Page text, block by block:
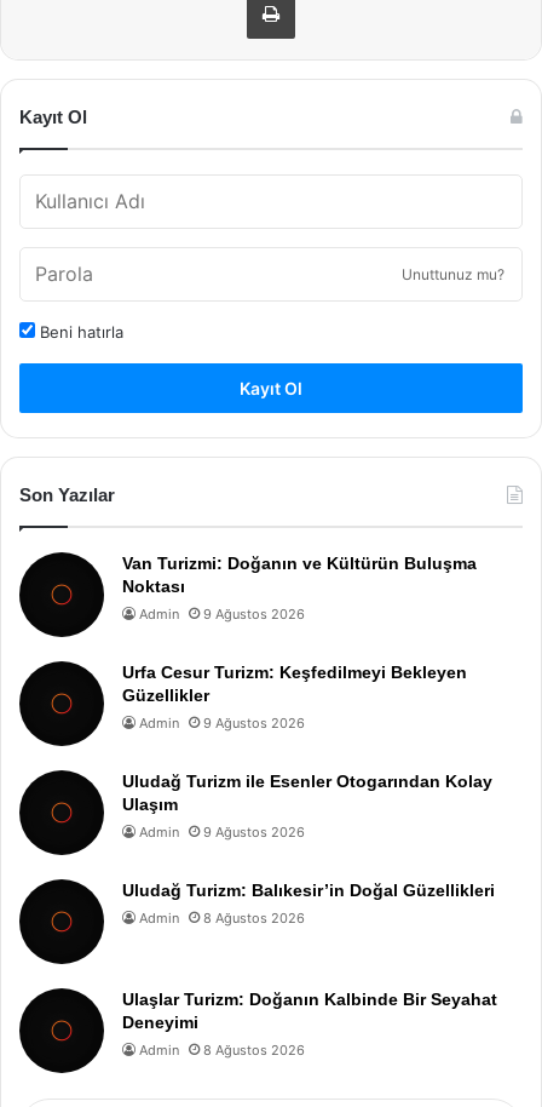
Kayıt Ol
Unuttunuz mu?
Beni hatırla
Kayıt Ol
Son Yazılar
Van Turizmi: Doğanın ve Kültürün Buluşma
Noktası
Admin 9 Ağustos 2026
Urfa Cesur Turizm: Keşfedilmeyi Bekleyen
Güzellikler
Admin 9 Ağustos 2026
Uludağ Turizm ile Esenler Otogarından Kolay
Ulaşım
Admin 9 Ağustos 2026
Uludağ Turizm: Balıkesir’in Doğal Güzellikleri
Admin 8 Ağustos 2026
Ulaşlar Turizm: Doğanın Kalbinde Bir Seyahat
Deneyimi
Admin 8 Ağustos 2026